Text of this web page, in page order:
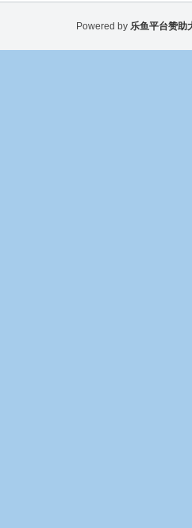
Powered by 乐鱼平台赞助